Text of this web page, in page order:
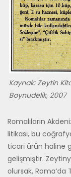
Kaynak: Zeytin
Boynudelik, 2007
Romalıların
litikası, bu
ticari ürün haline
gelişmiştir.
olursak, Roma’da